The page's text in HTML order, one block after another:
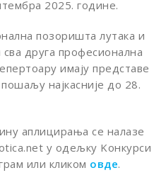
2025. године.
позоришта лутака и
друга професионална
имају представе
најкасније до 28.
аплицирања се налазе
у одељку Kонкурси
или кликом овде.